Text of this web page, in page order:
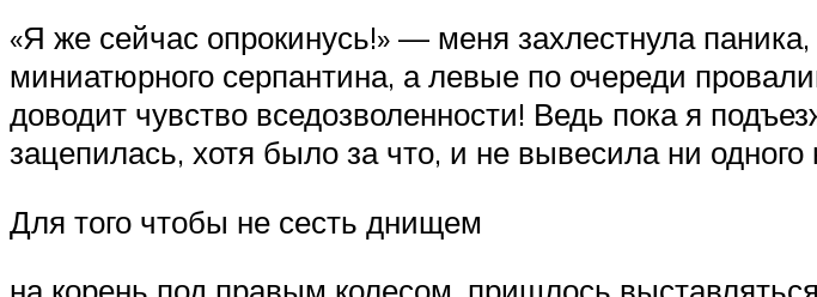
«Я же сейчас опрокинусь!» — меня захлестнула
миниатюрного серпантина, а левые по очереди
доводит чувство вседозволенности! Ведь пока я
зацепилась, хотя было за что, и не вывесила ни
Для того чтобы не сесть днищем